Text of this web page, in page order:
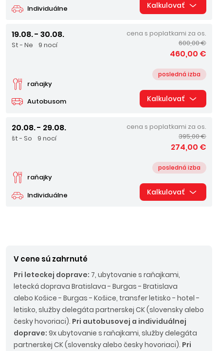
Individuálne Kalkulovať
19.08. - 30.08.
St - Ne 9 nocí
Autobusom
raňajky
posledná izba
cena s poplatkami za os.
600,00 €
460,00 €
Kalkulovať
20.08. - 29.08.
št - So 9 nocí
Individuálne
raňajky
posledná izba
cena s poplatkami za os.
395,00 €
274,00 €
Kalkulovať
V cene sú zahrnuté
Pri leteckej doprave: 7, ubytovanie s raňajkami,
letecká doprava Bratislava - Burgas - Bratislava
alebo Košice - Burgas - Košice, transfer letisko - hotel -
letisko, služby delegáta partnerskej CK (slovensky alebo
česky hovoriaci). Pri autobusovej a individuálnej
doprave: 9x ubytovanie s raňajkami, služby delegáta
partnerskej CK (slovensky alebo česky hovoriaci). Pri